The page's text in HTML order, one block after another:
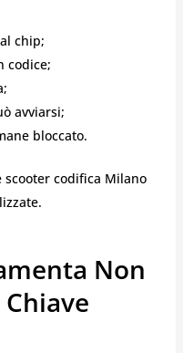
chip;
codice;
avviarsi;
bloccato.
scooter codifica Milano
Non